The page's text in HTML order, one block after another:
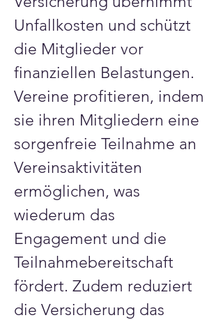
Unfallkosten und schützt
die Mitglieder vor
finanziellen Belastungen.
Vereine profitieren, indem
sie ihren Mitgliedern eine
sorgenfreie Teilnahme an
Vereinsaktivitäten
ermöglichen, was
wiederum das
Engagement und die
Teilnahmebereitschaft
fördert. Zudem reduziert
die Versicherung das